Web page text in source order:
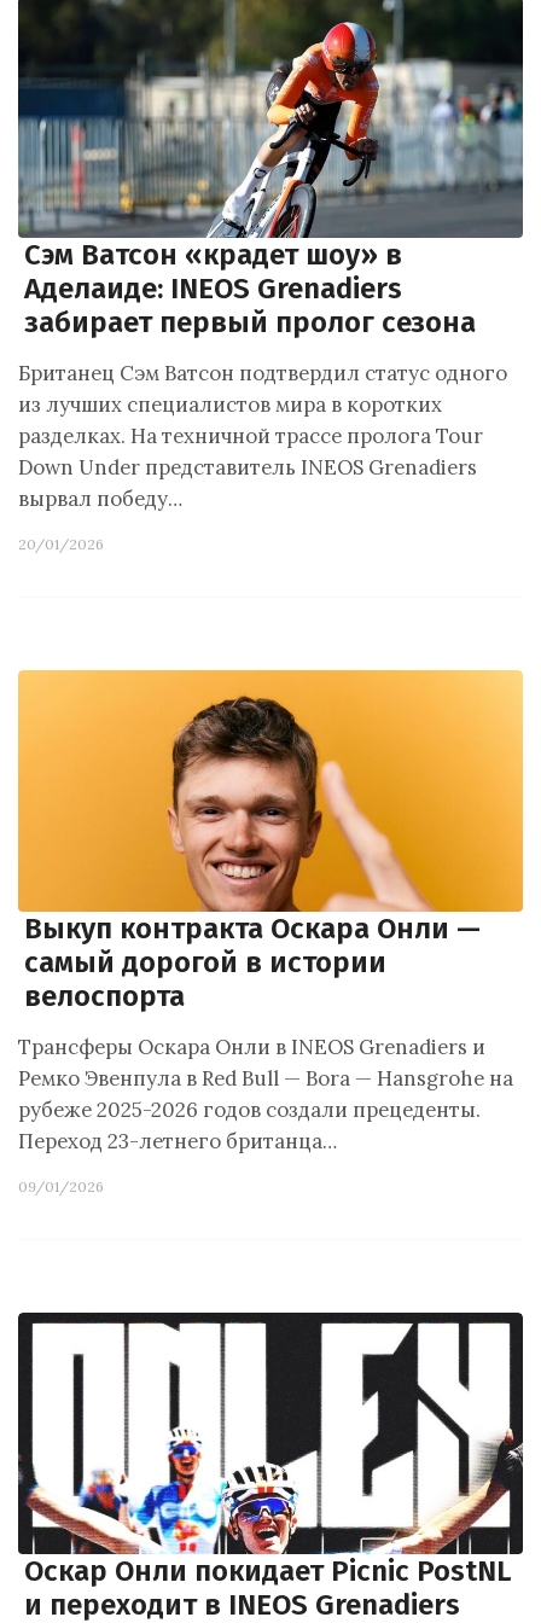
Сэм Ватсон «крадет шоу» в
Аделаиде: INEOS Grenadiers
забирает первый пролог сезона
Британец Сэм Ватсон подтвердил статус одного
из лучших специалистов мира в коротких
разделках. На техничной трассе пролога Tour
Down Under представитель INEOS Grenadiers
вырвал победу…
20/01/2026
Выкуп контракта Оскара Онли —
самый дорогой в истории
велоспорта
Трансферы Оскара Онли в INEOS Grenadiers и
Ремко Эвенпула в Red Bull — Bora — Hansgrohe на
рубеже 2025-2026 годов создали прецеденты.
Переход 23-летнего британца…
09/01/2026
Оскар Онли покидает Picnic PostNL
и переходит в INEOS Grenadiers